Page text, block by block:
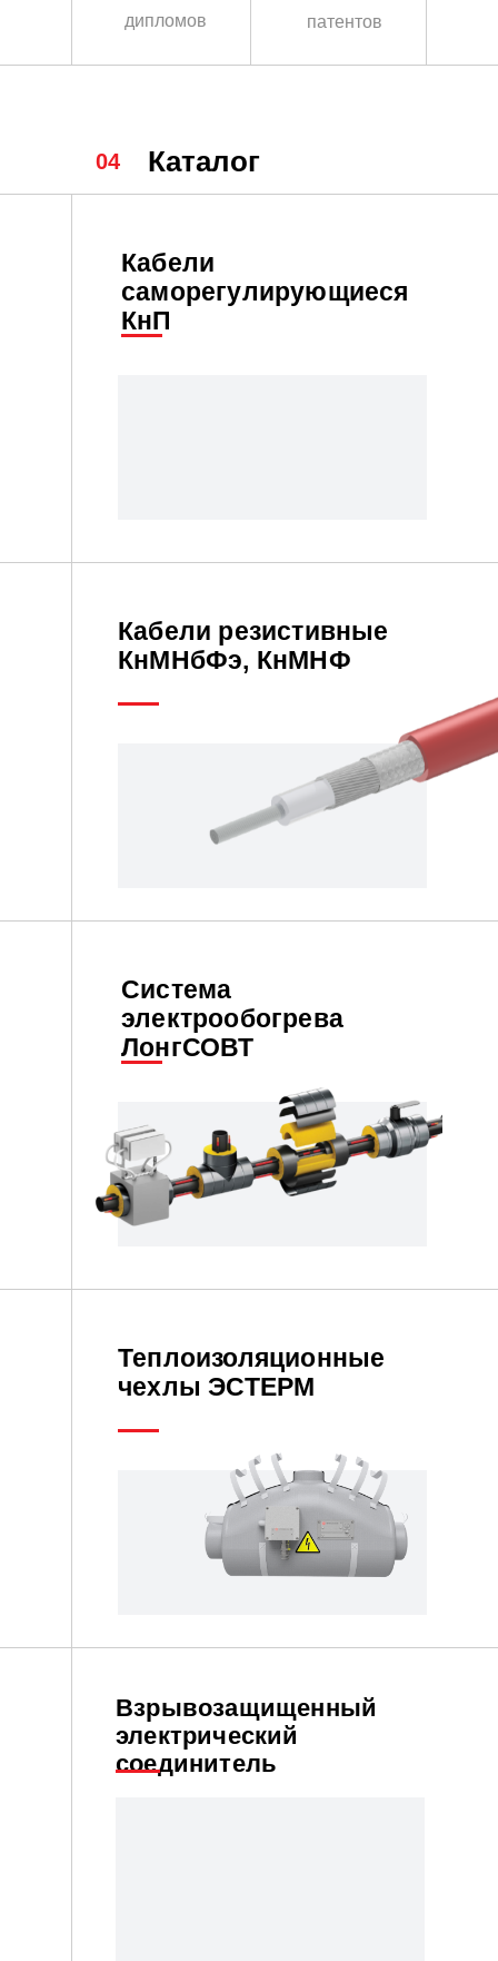
патентов
дипломов
Каталог
04
Кабели
саморегулирующиеся
КнП
Кабели резистивные
КнМНбФэ, КнМНФ
Система
электрообогрева
ЛонгСОВТ
Теплоизоляционные
чехлы ЭСТЕРМ
Взрывозащищенный
электрический
соединитель